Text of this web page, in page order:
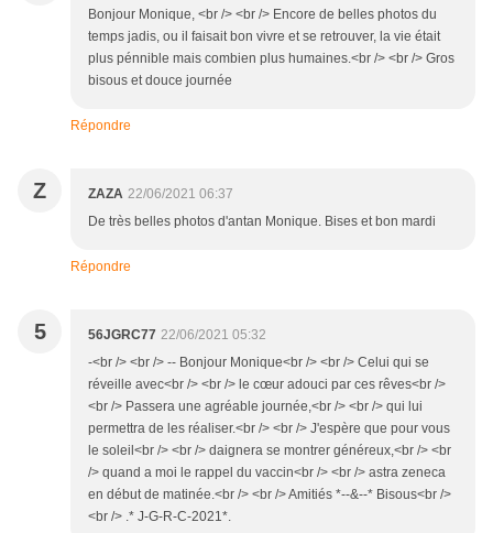
Bonjour Monique, <br /> <br /> Encore de belles photos du
temps jadis, ou il faisait bon vivre et se retrouver, la vie était
plus pénnible mais combien plus humaines.<br /> <br /> Gros
bisous et douce journée
Répondre
Z ZAZA 22/06/2021 06:37
De très belles photos d'antan Monique. Bises et bon mardi
Répondre
5 56JGRC77 22/06/2021 05:32
-<br /> <br /> -- Bonjour Monique<br /> <br /> Celui qui se
réveille avec<br /> <br /> le cœur adouci par ces rêves<br />
<br /> Passera une agréable journée,<br /> <br /> qui lui
permettra de les réaliser.<br /> <br /> J'espère que pour vous
le soleil<br /> <br /> daignera se montrer généreux,<br /> <br
/> quand a moi le rappel du vaccin<br /> <br /> astra zeneca
en début de matinée.<br /> <br /> Amitiés *--&--* Bisous<br />
<br /> .* J-G-R-C-2021*.